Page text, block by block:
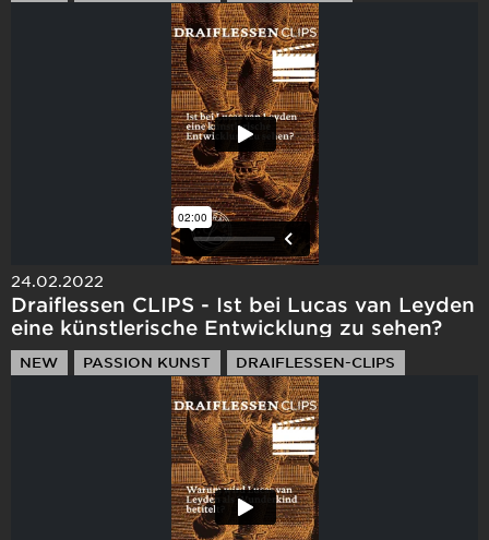
DRAIFLESSEN-CLIPS
24.02.2022
Draiflessen CLIPS - Ist bei Lucas van Leyden
eine künstlerische Entwicklung zu sehen?
NEW PASSION KUNST DRAIFLESSEN-CLIPS